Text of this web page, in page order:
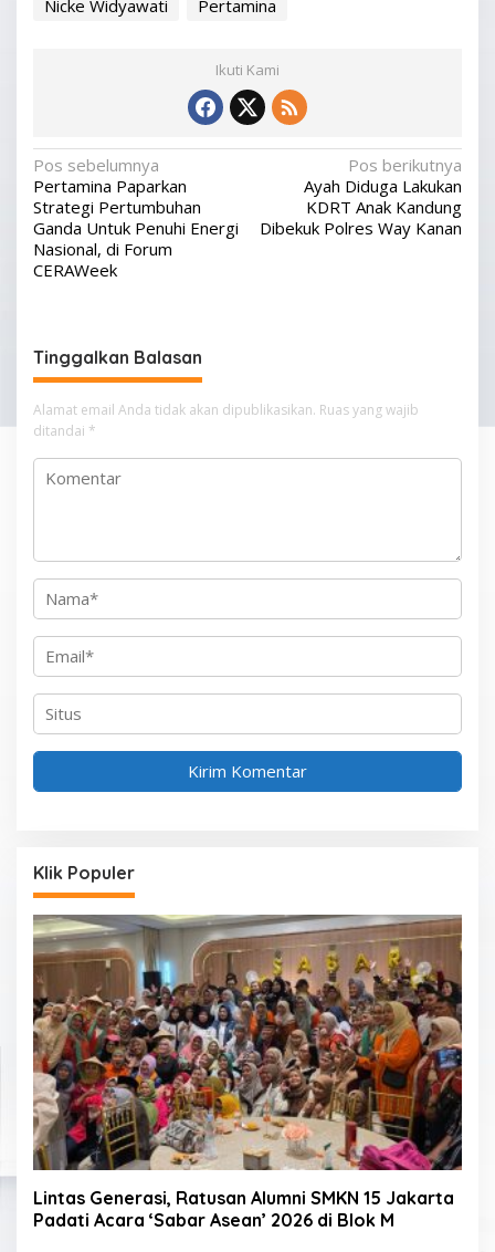
Nicke Widyawati Pertamina
Ikuti Kami
N
a
v
i
s
i
p
o
s
Pos sebelumnya
Pertamina Paparkan
Strategi Pertumbuhan
Ganda Untuk Penuhi Energi
Nasional, di Forum
CERAWeek
Pos berikutnya
Ayah Diduga Lakukan
KDRT Anak Kandung
Dibekuk Polres Way Kanan
Tinggalkan Balasan
Alamat email Anda tidak akan dipublikasikan. Ruas yang wajib
ditandai *
Klik Populer
Lintas Generasi, Ratusan Alumni SMKN 15 Jakarta
Padati Acara ‘Sabar Asean’ 2026 di Blok M